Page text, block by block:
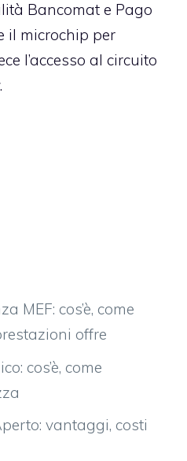
Bancomat e Pago
il microchip per
l’accesso al circuito
MEF: cos’è, come
offre
cos’è, come
vantaggi, costi